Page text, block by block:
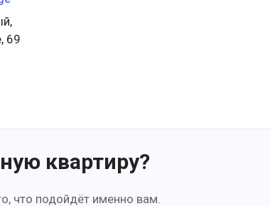
69
квартиру?
что подойдёт именно вам.